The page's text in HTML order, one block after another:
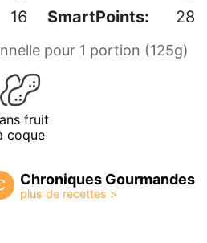
16 SmartPoints: 28
pour 1 portion (125g)
fruit
coque
Chroniques Gourmandes